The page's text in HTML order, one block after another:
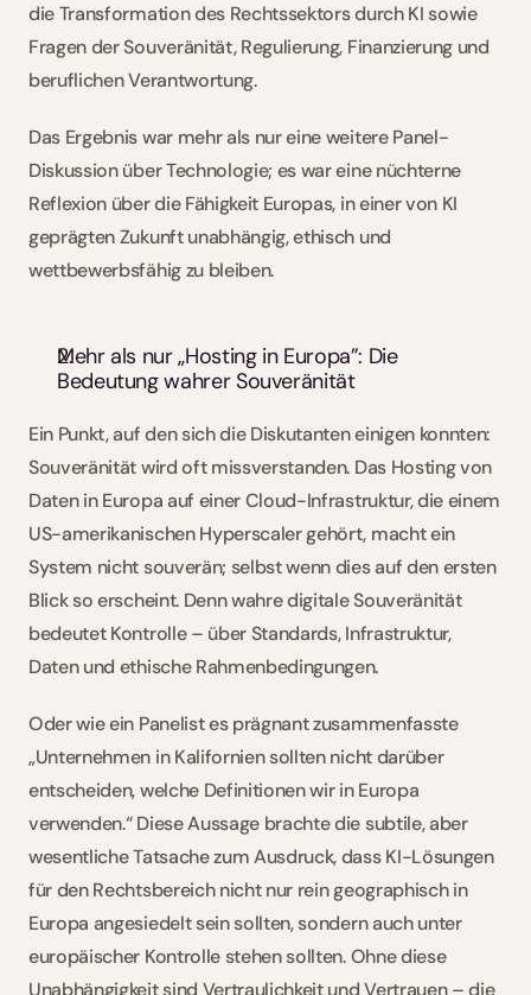
die Transformation des Rechtssektors durch KI sowie
Fragen der Souveränität, Regulierung, Finanzierung und
beruflichen Verantwortung.
Das Ergebnis war mehr als nur eine weitere Panel-
Diskussion über Technologie; es war eine nüchterne
Reflexion über die Fähigkeit Europas, in einer von KI
geprägten Zukunft unabhängig, ethisch und
wettbewerbsfähig zu bleiben.
Mehr als nur „Hosting in Europa”: Die
Bedeutung wahrer Souveränität
Ein Punkt, auf den sich die Diskutanten einigen konnten:
Souveränität wird oft missverstanden. Das Hosting von
Daten in Europa auf einer Cloud-Infrastruktur, die einem
US-amerikanischen Hyperscaler gehört, macht ein
System nicht souverän; selbst wenn dies auf den ersten
Blick so erscheint. Denn wahre digitale Souveränität
bedeutet Kontrolle – über Standards, Infrastruktur,
Daten und ethische Rahmenbedingungen.
Oder wie ein Panelist es prägnant zusammenfasste
„Unternehmen in Kalifornien sollten nicht darüber
entscheiden, welche Definitionen wir in Europa
verwenden.“ Diese Aussage brachte die subtile, aber
wesentliche Tatsache zum Ausdruck, dass KI-Lösungen
für den Rechtsbereich nicht nur rein geographisch in
Europa angesiedelt sein sollten, sondern auch unter
europäischer Kontrolle stehen sollten. Ohne diese
Unabhängigkeit sind Vertraulichkeit und Vertrauen – die